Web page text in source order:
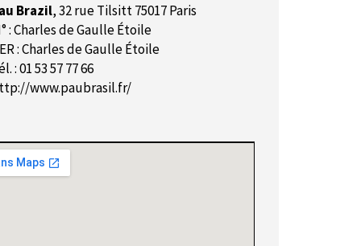
Brazil,32 rue Tilsitt 75017 Paris
: Charles de Gaulle Étoile
: Charles de Gaulle Étoile
: 01 53 57 77 66
www.paubrasil.fr/